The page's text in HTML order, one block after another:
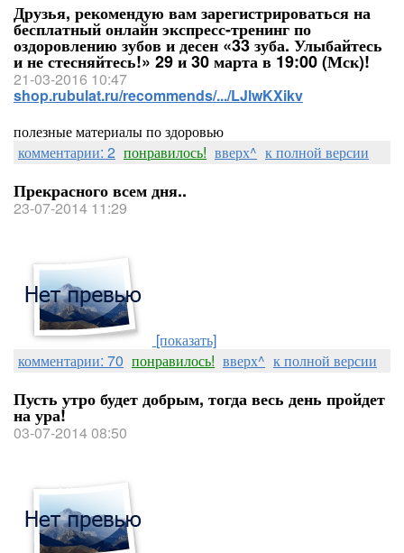
Друзья, рекомендую вам зарегистрироваться на
бесплатный онлайн экспресс-тренинг по
оздоровлению зубов и десен «33 зуба. Улыбайтесь
и не стесняйтесь!» 29 и 30 марта в 19:00 (Мск)!
21-03-2016 10:47
shop.rubulat.ru/recommends/.../LJlwKXikv
полезные материалы по здоровью
комментарии: 2 понравилось! вверх^ к полной версии
Прекрасного всем дня..
23-07-2014 11:29
[показать]
комментарии: 70 понравилось! вверх^ к полной версии
Пусть утро будет добрым, тогда весь день пройдет
на ура!
03-07-2014 08:50